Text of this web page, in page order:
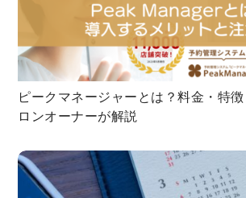
ピークマネージャーとは？料金・特
ロンオーナーが解説